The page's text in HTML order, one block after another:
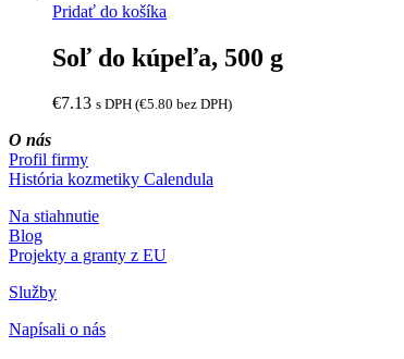
Pridať do košíka
Soľ do kúpeľa, 500 g
€7.13 s DPH (€5.80 bez DPH)
O nás
Profil firmy
História kozmetiky Calendula
Na stiahnutie
Blog
Projekty a granty z EU
Služby
Napísali o nás